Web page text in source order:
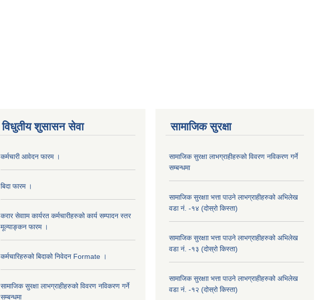
विधुतीय शुसासन सेवा
कर्मचारी आवेदन फारम ।
बिदा फारम ।
करार सेवााम कार्यरत कर्मचारीहरुको कार्य सम्पादन स्तर
मूल्याङ्कन फारम ।
कर्मचारिहरुको बिदाको निवेदन Formate ।
सामाजिक सुरक्षा लाभग्राहीहरुको विवरण नविकरण गर्ने
सम्बन्धमा
सामाजिक सुरक्षा
सामाजिक सुरक्षा लाभग्राहीहरुको विवरण नविकरण गर्ने
सम्बन्धमा
सामाजिक सुरक्षाा भत्ता पाउने लाभग्राहीहरुको अभिलेख
वडा नं. -१४ (दोस्रो किस्ता)
सामाजिक सुरक्षाा भत्ता पाउने लाभग्राहीहरुको अभिलेख
वडा नं. -१३ (दोस्रो किस्ता)
सामाजिक सुरक्षाा भत्ता पाउने लाभग्राहीहरुको अभिलेख
वडा नं. -१२ (दोस्रो किस्ता)